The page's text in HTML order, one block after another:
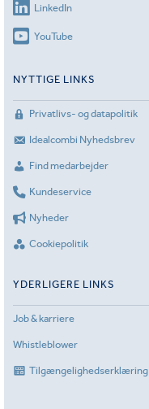
LinkedIn
YouTube
NYTTIGE LINKS
Privatlivs- og datapolitik
Idealcombi Nyhedsbrev
Find medarbejder
Kundeservice
Nyheder
Cookiepolitik
YDERLIGERE LINKS
Job & karriere
Whistleblower
Tilgængelighedserklæring